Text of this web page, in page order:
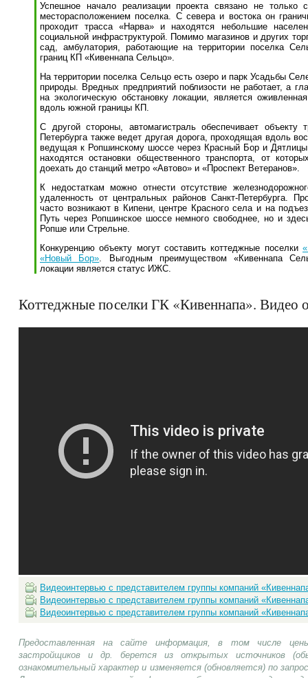
Успешное начало реализации проекта связано не
месторасположением поселка. С севера и востока он
проходит трасса «Нарва» и находятся небольшие
социальной инфраструктурой. Помимо магазинов и других
сад, амбулатория, работающие на территории поселка
границ КП «Кивеннапа Сельцо».
На территории поселка Сельцо есть озеро и парк Усадьбы
природы. Вредных предприятий поблизости не работает, а
на экологическую обстановку локации, является
вдоль южной границы КП.
С другой стороны, автомагистраль обеспечивает объекту
Петербурга также ведет другая дорога, проходящая вдоль
ведущая к Ропшинскому шоссе через Красный Бор и
находятся остановки общественного транспорта, от
доехать до станций метро «Автово» и «Проспект Ветеранов».
К недостаткам можно отнести отсутствие
удаленность от центральных районов Санкт-Петербурга.
часто возникают в Кипени, центре Красного села и на
Путь через Ропшинское шоссе немного свободнее, но и
Ропше или Стрельне.
Конкуренцию объекту могут составить коттеджные поселки
«Новый Бор». Выгодным преимуществом «Кивеннапа
локации является статус ИЖС.
Коттеджные поселки ГК «Кивеннапа». Видео
Видеоинтервью с представителем группы компаний
Видеоинтервью с представителем группы компаний
Видеоинтервью с представителем группы компаний
Предоставленная на сайте информация, в том числе
застройщиков и др. берется из открытых источников
ознакомительный характер и изменяется (обновляется) по